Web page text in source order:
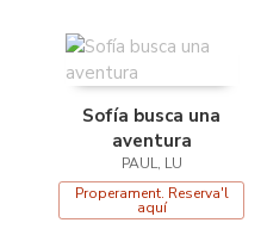
Sofía busca una
aventura
PAUL, LU
Properament. Reserva'l
aquí